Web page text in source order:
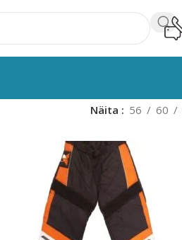
Näita 56 60